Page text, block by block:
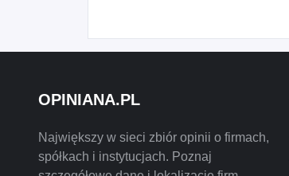
OPINIANA.PL
Największy w sieci zbiór opinii o firmach,
spółkach i instytucjach. Poznaj